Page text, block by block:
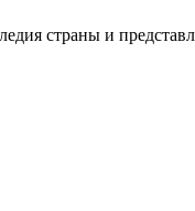
страны и